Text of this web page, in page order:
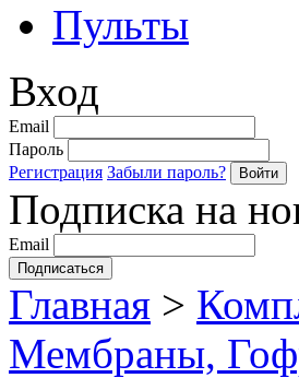
Пульты
Вход
Email
Пароль
Регистрация Забыли пароль?
Подписка на
Email
Главная >
Мембраны,